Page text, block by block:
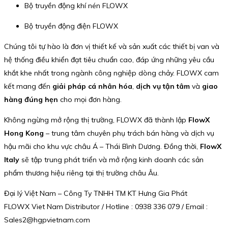
Bộ truyền động khí nén FLOWX
Bộ truyền động điện FLOWX
Chúng tôi tự hào là đơn vị thiết kế và sản xuất các thiết bị van và
hệ thống điều khiển đạt tiêu chuẩn cao, đáp ứng những yêu cầu
khắt khe nhất trong ngành công nghiệp dòng chảy. FLOWX cam
kết mang đến giải pháp cá nhân hóa, dịch vụ tận tâm và giao
hàng đúng hẹn cho mọi đơn hàng.
Không ngừng mở rộng thị trường, FLOWX đã thành lập FlowX
Hong Kong – trung tâm chuyên phụ trách bán hàng và dịch vụ
hậu mãi cho khu vực châu Á – Thái Bình Dương. Đồng thời, FlowX
Italy sẽ tập trung phát triển và mở rộng kinh doanh các sản
phẩm thương hiệu riêng tại thị trường châu Âu.
Đại lý Việt Nam – Công Ty TNHH TM KT Hưng Gia Phát
FLOWX Viet Nam Distributor / Hotline : 0938 336 079 / Email :
Sales2@hgpvietnam.com